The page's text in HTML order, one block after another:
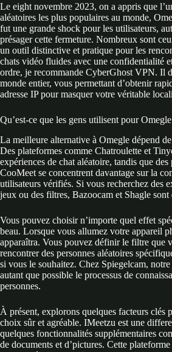
Le eight novembre 2023, on a appris que
aléatoires les plus populaires au monde,
fut une grande shock pour les utilisateurs,
présager cette fermeture. Nombreux sont
un outil distinctive et pratique pour les
chats vidéo fluides avec une confidentialité
ordre, je recommande CyberGhost VPN. Il
monde entier, vous permettant d’obtenir
adresse IP pour masquer votre véritable
Qu’est-ce que les gens utilisent pour
La meilleure alternative à Omegle dépend
Des plateformes comme Chatroulette et
expériences de chat aléatoire, tandis que des
CooMeet se concentrent davantage sur la
utilisateurs vérifiés. Si vous recherchez des
jeux ou des filtres, Bazoocam et Shagle sont
Vous pouvez choisir n’importe quel effet
beau. Lorsque vous allumez votre appareil
apparaîtra. Vous pouvez définir le filtre que
rencontrer des personnes aléatoires
si vous le souhaitez. Chez Spiegelcam,
autant que possible le processus de
personnes.
À présent, explorons quelques facteurs clés
choix sûr et agréable. IMeetzu est une
quelques fonctionnalités supplémentaires
de documents et d’pictures. Cette